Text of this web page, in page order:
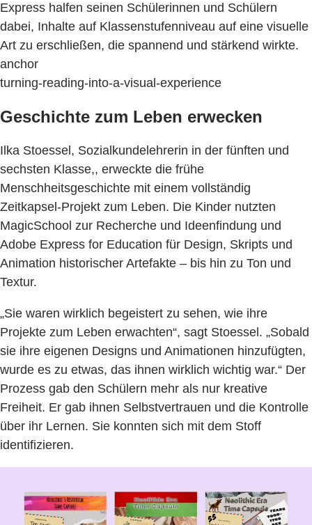
Express halfen seinen Schülerinnen und Schülern
dabei, Inhalte auf Klassenstufenniveau auf eine visuelle
Art zu erschließen, die spannend und stärkend wirkte.
anchor
turning-reading-into-a-visual-experience
Geschichte zum Leben erwecken
Ilka Stoessel, Sozialkundelehrerin in der fünften und
sechsten Klasse,, erweckte die frühe
Menschheitsgeschichte mit einem vollständig
Zeitkapsel-Projekt zum Leben. Die Kinder nutzten
MagicSchool zur Recherche und Ideenfindung und
Adobe Express for Education für Design, Skripts und
Animation historischer Artefakte – bis hin zu Ton und
Textur.
„Sie waren wirklich begeistert zu sehen, wie ihre
Projekte zum Leben erwachten“, sagt Stoessel. „Sobald
sie ihre eigenen Designs und Animationen hinzufügten,
wurde es zu etwas, das ihnen wirklich wichtig war.“ Der
Prozess gab den Schülern mehr als nur kreative
Freiheit. Er gab ihnen Selbstvertrauen und die Kontrolle
über ihr Lernen. Sie konnten sich mit dem Stoff
identifizieren.